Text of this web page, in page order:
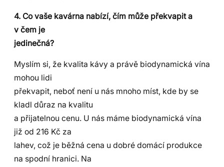
4. Co vaše kavárna nabízí, čím může překvapit a
v čem je
jedinečná?
Myslím si, že kvalita kávy a právě biodynamická vína
mohou lidi
překvapit, neboť není u nás mnoho míst, kde by se
kladl důraz na kvalitu
a přijatelnou cenu. U nás máme biodynamická vína
již od 216 Kč za
lahev, což je běžná cena u dobré domácí produkce
na spodní hranici. Na